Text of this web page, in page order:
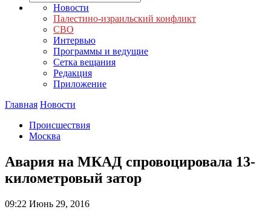
Новости
Палестино-израильский конфликт
СВО
Интервью
Программы и ведущие
Сетка вещания
Редакция
Приложение
Главная Новости
Происшествия
Москва
Авария на МКАД спровоцировала 13-
километровый затор
09:22 Июнь 29, 2016